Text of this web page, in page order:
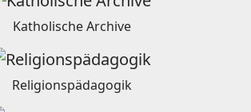
Katholische Archive
Religionspädagogik